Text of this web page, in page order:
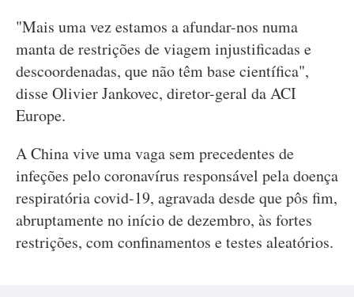
"Mais uma vez estamos a afundar-nos numa
manta de restrições de viagem injustificadas e
descoordenadas, que não têm base científica",
disse Olivier Jankovec, diretor-geral da ACI
Europe.
A China vive uma vaga sem precedentes de
infeções pelo coronavírus responsável pela doença
respiratória covid-19, agravada desde que pôs fim,
abruptamente no início de dezembro, às fortes
restrições, com confinamentos e testes aleatórios.